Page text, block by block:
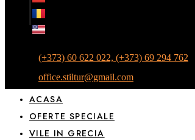
(+373) 60 622 022, (+373) 69 294 762
office.stiltur@gmail.com
ACASA
OFERTE SPECIALE
VILE IN GRECIA